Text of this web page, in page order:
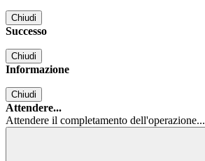
Chiudi
Successo
Chiudi
Informazione
Chiudi
Attendere...
Attendere il completamento dell'operazione...